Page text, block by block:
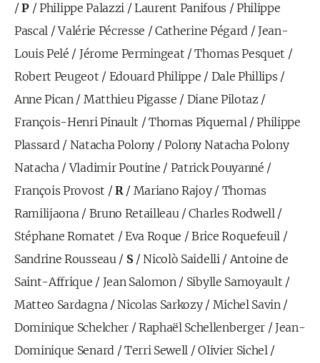
/P / Philippe Palazzi /Laurent Panifous / Philippe
Pascal /Valérie Pécresse /Catherine Pégard/Jean-
Louis Pelé / Jérome Permingeat /Thomas Pesquet /
Robert Peugeot / Edouard Philippe / Dale Phillips /
Anne Pican/ Matthieu Pigasse / Diane Pilotaz /
François-Henri Pinault /Thomas Piquemal/ Philippe
Plassard/ Natacha Polony / Polony Natacha Polony
Natacha/Vladimir Poutine / Patrick Pouyanné /
François Provost /R / Mariano Rajoy/ Thomas
Ramilijaona/ Bruno Retailleau/Charles Rodwell/
Stéphane Romatet /Eva Roque /Brice Roquefeuil /
Sandrine Rousseau/ S / Nicolò Saidelli/Antoine de
Saint-Affrique / Jean Salomon/ Sibylle Samoyault /
Matteo Sardagna/ Nicolas Sarkozy/ Michel Savin/
Dominique Schelcher/Raphaël Schellenberger/Jean-
Dominique Senard/Terri Sewell /Olivier Sichel/